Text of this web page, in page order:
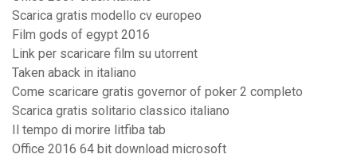
Scarica gratis modello cv europeo
Film gods of egypt 2016
Link per scaricare film su utorrent
Taken aback in italiano
Come scaricare gratis governor of poker 2 completo
Scarica gratis solitario classico italiano
Il tempo di morire litfiba tab
Office 2016 64 bit download microsoft